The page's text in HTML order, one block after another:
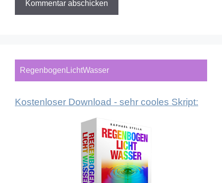
RegenbogenLichtWasser
Kostenloser Download - sehr cooles Skript: